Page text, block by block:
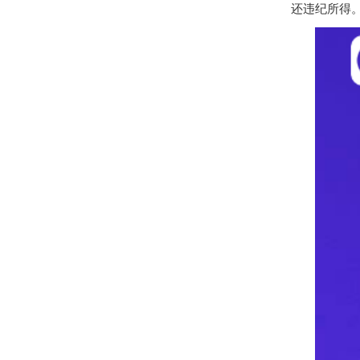
还违纪所得